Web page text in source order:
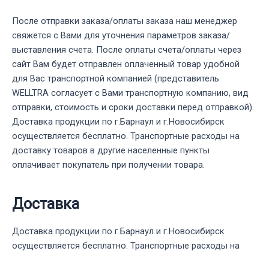
После отправки заказа/оплаты заказа наш менеджер
свяжется с Вами для уточнения параметров заказа/
выставления счета. После оплаты счета/оплаты через
сайт Вам будет отправлен оплаченный товар удобной
для Вас транспортной компанией (представитель
WELLTRA согласует с Вами транспортную компанию, вид
отправки, стоимость и сроки доставки перед отправкой).
Доставка продукции по г.Барнаул и г.Новосибирск
осуществляется бесплатно. Транспортные расходы на
доставку товаров в другие населенные пункты
оплачивает покупатель при получении товара.
Доставка
Доставка продукции по г.Барнаул и г.Новосибирск
осуществляется бесплатно. Транспортные расходы на